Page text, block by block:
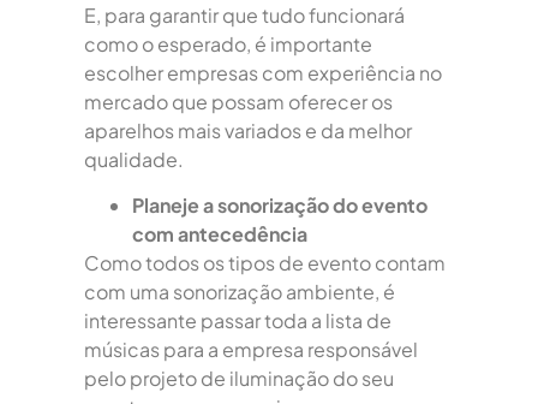
E, para garantir que tudo funcionará
como o esperado, é importante
escolher empresas com experiência no
mercado que possam oferecer os
aparelhos mais variados e da melhor
qualidade.
Planeje a sonorização do evento
com antecedência
Como todos os tipos de evento contam
com uma sonorização ambiente, é
interessante passar toda a lista de
músicas para a empresa responsável
pelo projeto de iluminação do seu